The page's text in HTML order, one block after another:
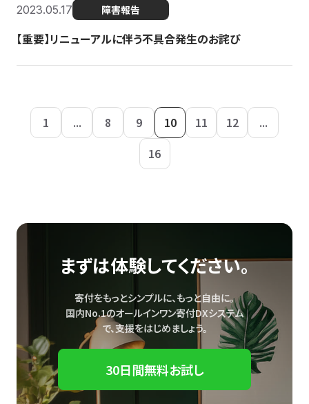
2023.05.17 障害報告
【重要】リニューアルに伴う不具合発生のお詫び
1 ... 8 9 10 11 12
...
16
まずは体験してください。
寄付をもっとシンプルに、もっと自由に。
国内No.1のオールインワン寄付DXシステム
で、支援をはじめましょう。
30日間無料お試し